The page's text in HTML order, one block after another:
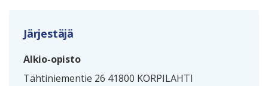
Järjestäjä
Alkio-opisto
Tähtiniementie 26 41800 KORPILAHTI